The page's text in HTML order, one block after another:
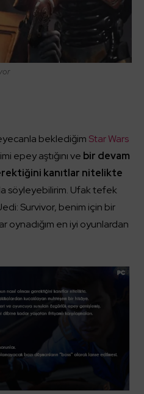
beklediğim Star Wars
epey aştığını ve bir devam
kanıtlar nitelikte
söyleyebilirim. Ufak tefek
Survivor, benim için bir
oynadığım en iyi oyunlardan